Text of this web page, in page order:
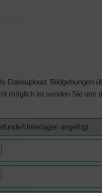
Sie bitte direkt ins